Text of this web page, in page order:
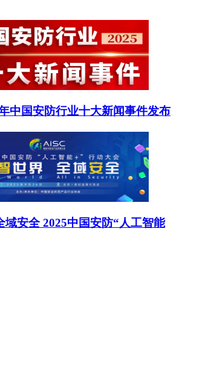
中国安防行业十大新闻事件发布
域安全 2025中国安防“人工智能